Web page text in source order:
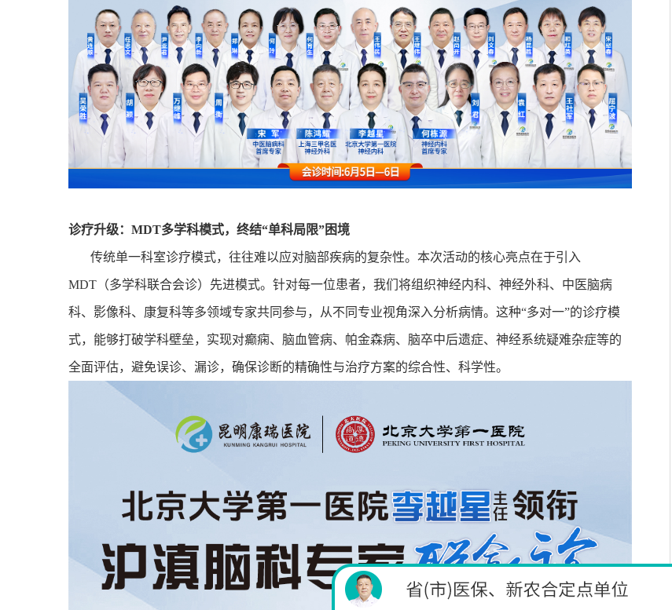
诊疗升级： MDT多学科模式，终结“单科局限”困境
传统单一科室诊疗模式，往往难以应对脑部疾病的复杂性。本次活动的核心亮点在于引入
MDT （多学科联合会诊）先进模式。针对每一位患者，我们将组织神经内科、神经外科、中医脑病
科、影像科、康复科等多领域专家共同参与，从不同专业视角深入分析病情。这种“多对一”的诊疗模
式，能够打破学科壁垒，实现对癫痫、脑血管病、帕金森病、脑卒中后遗症、神经系统疑难杂症等的
全面评估，避免误诊、漏诊，确保诊断的精确性与治疗方案的综合性、科学性。